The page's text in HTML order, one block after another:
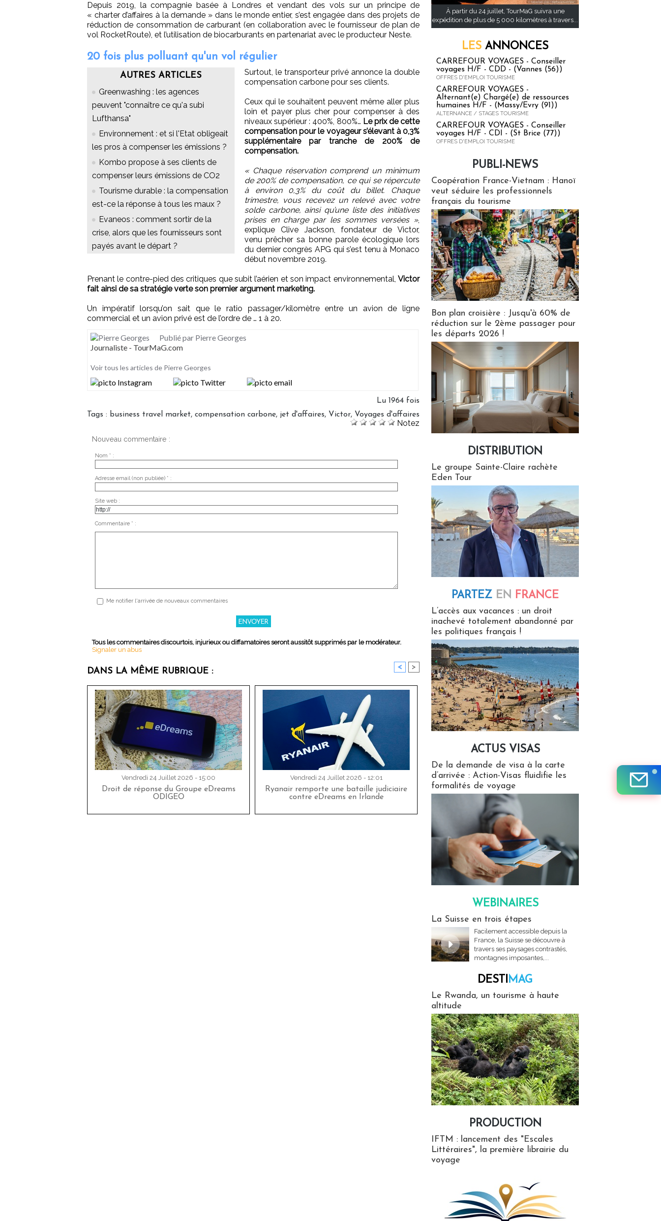
Depuis 2019, la compagnie basée à Londres et vendant des vols sur un principe de
« charter d’affaires à la demande » dans le monde entier, s’est engagée dans des projets de
réduction de consommation de carburant (en collaboration avec le fournisseur de plan de
vol RocketRoute), et l’utilisation de biocarburants en partenariat avec le producteur Neste.
20 fois plus polluant qu'un vol régulier
AUTRES ARTICLES
Greenwashing : les agences
peuvent "connaître ce qu'a subi
Lufthansa"
Environnement : et si l'Etat obligeait
les pros à compenser les émissions ?
Kombo propose à ses clients de
compenser leurs émissions de CO2
Tourisme durable : la compensation
est-ce la réponse à tous les maux ?
Evaneos : comment sortir de la
crise, alors que les fournisseurs sont
payés avant le départ ?
Surtout, le transporteur privé annonce la double
compensation carbone pour ses clients.
Ceux qui le souhaitent peuvent même aller plus
loin et payer plus cher pour compenser à des
niveaux supérieur : 400%, 800%… Le prix de cette
compensation pour le voyageur s’élevant à 0,3%
supplémentaire par tranche de 200% de
compensation.
« Chaque réservation comprend un minimum
de 200% de compensation, ce qui se répercute
à environ 0,3% du coût du billet. Chaque
trimestre, vous recevez un relevé avec votre
solde carbone, ainsi qu’une liste des initiatives
prises en charge par les sommes versées »,
explique Clive Jackson, fondateur de Victor,
venu prêcher sa bonne parole écologique lors
du dernier congrès APG qui s’est tenu à Monaco
début novembre 2019.
Prenant le contre-pied des critiques que subit l’aérien et son impact environnemental, Victor
fait ainsi de sa stratégie verte son premier argument marketing.
Un impératif lorsqu’on sait que le ratio passager/kilomètre entre un avion de ligne
commercial et un avion privé est de l’ordre de … 1 à 20.
Publié par Pierre Georges
Journaliste - TourMaG.com
Voir tous les articles de Pierre Georges
Lu 1964 fois
Tags : business travel market, compensation carbone, jet d'affaires, Victor, Voyages d'affaires
Notez
Nouveau commentaire :
Nom * :
Adresse email (non publiée) * :
Site web :
Commentaire * :
Me notifier l'arrivée de nouveaux commentaires
Tous les commentaires discourtois, injurieux ou diffamatoires seront aussitôt supprimés par le modérateur.
Signaler un abus
DANS LA MÊME RUBRIQUE : < >
Vendredi 24 Juillet 2026 - 15:00
Droit de réponse du Groupe eDreams
ODIGEO
Vendredi 24 Juillet 2026 - 12:01
Ryanair remporte une bataille judiciaire
contre eDreams en Irlande
À partir du 24 juillet, TourMaG suivra une
expédition de plus de 5 000 kilomètres à travers...
LES ANNONCES
CARREFOUR VOYAGES - Conseiller
voyages H/F - CDD - (Vannes (56))
OFFRES D'EMPLOI TOURISME
CARREFOUR VOYAGES -
Alternant(e) Chargé(e) de ressources
humaines H/F - (Massy/Evry (91))
ALTERNANCE / STAGES TOURISME
CARREFOUR VOYAGES - Conseiller
voyages H/F - CDI - (St Brice (77))
OFFRES D'EMPLOI TOURISME
PUBLI-NEWS
Coopération France-Vietnam : Hanoï
veut séduire les professionnels
français du tourisme
Bon plan croisière : Jusqu'à 60% de
réduction sur le 2ème passager pour
les départs 2026 !
DISTRIBUTION
Le groupe Sainte-Claire rachète
Eden Tour
PARTEZ EN FRANCE
L’accès aux vacances : un droit
inachevé totalement abandonné par
les politiques français !
ACTUS VISAS
De la demande de visa à la carte
d’arrivée : Action-Visas fluidifie les
formalités de voyage
WEBINAIRES
La Suisse en trois étapes
Facilement accessible depuis la
France, la Suisse se découvre à
travers ses paysages contrastés,
montagnes imposantes,...
DESTIMAG
Le Rwanda, un tourisme à haute
altitude
PRODUCTION
IFTM : lancement des "Escales
Littéraires", la première librairie du
voyage